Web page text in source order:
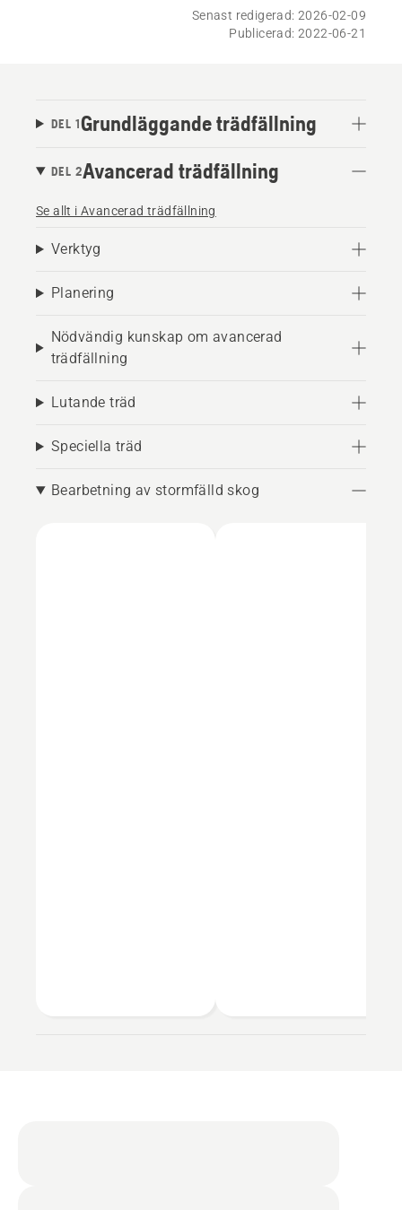
Senast redigerad: 2026-02-09
Publicerad: 2022-06-21
DEL 1Grundläggande trädfällning
DEL 2Avancerad trädfällning
Se allt i Avancerad trädfällning
Verktyg
Planering
Nödvändig kunskap om avancerad
trädfällning
Lutande träd
Speciella träd
Bearbetning av stormfälld skog